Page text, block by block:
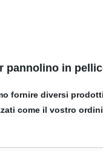
in
fornire diversi
come il vostro